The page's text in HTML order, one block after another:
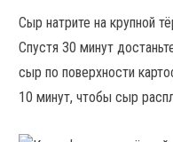
Сыр натрите на крупной
Спустя 30 минут
сыр по поверхности
10 минут, чтобы сыр